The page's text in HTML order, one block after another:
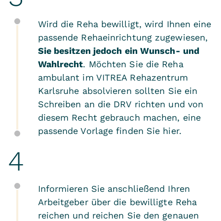
Patienten dazu motiviert, den während
der Rehabilitation eingeschlagenen
Weg beizubehalten, und somit die
Genesung fördert.
Wird die Reha bewilligt, wird Ihnen eine
passende Rehaeinrichtung zugewiesen,
Sie besitzen jedoch ein Wunsch- und
Wahlrecht. Möchten Sie die Reha
ambulant im VITREA Rehazentrum
Karlsruhe absolvieren sollten Sie ein
Schreiben an die DRV richten und von
diesem Recht gebrauch machen, eine
passende Vorlage finden Sie hier.
Informieren Sie anschließend Ihren
Arbeitgeber über die bewilligte Reha
reichen und reichen Sie den genauen